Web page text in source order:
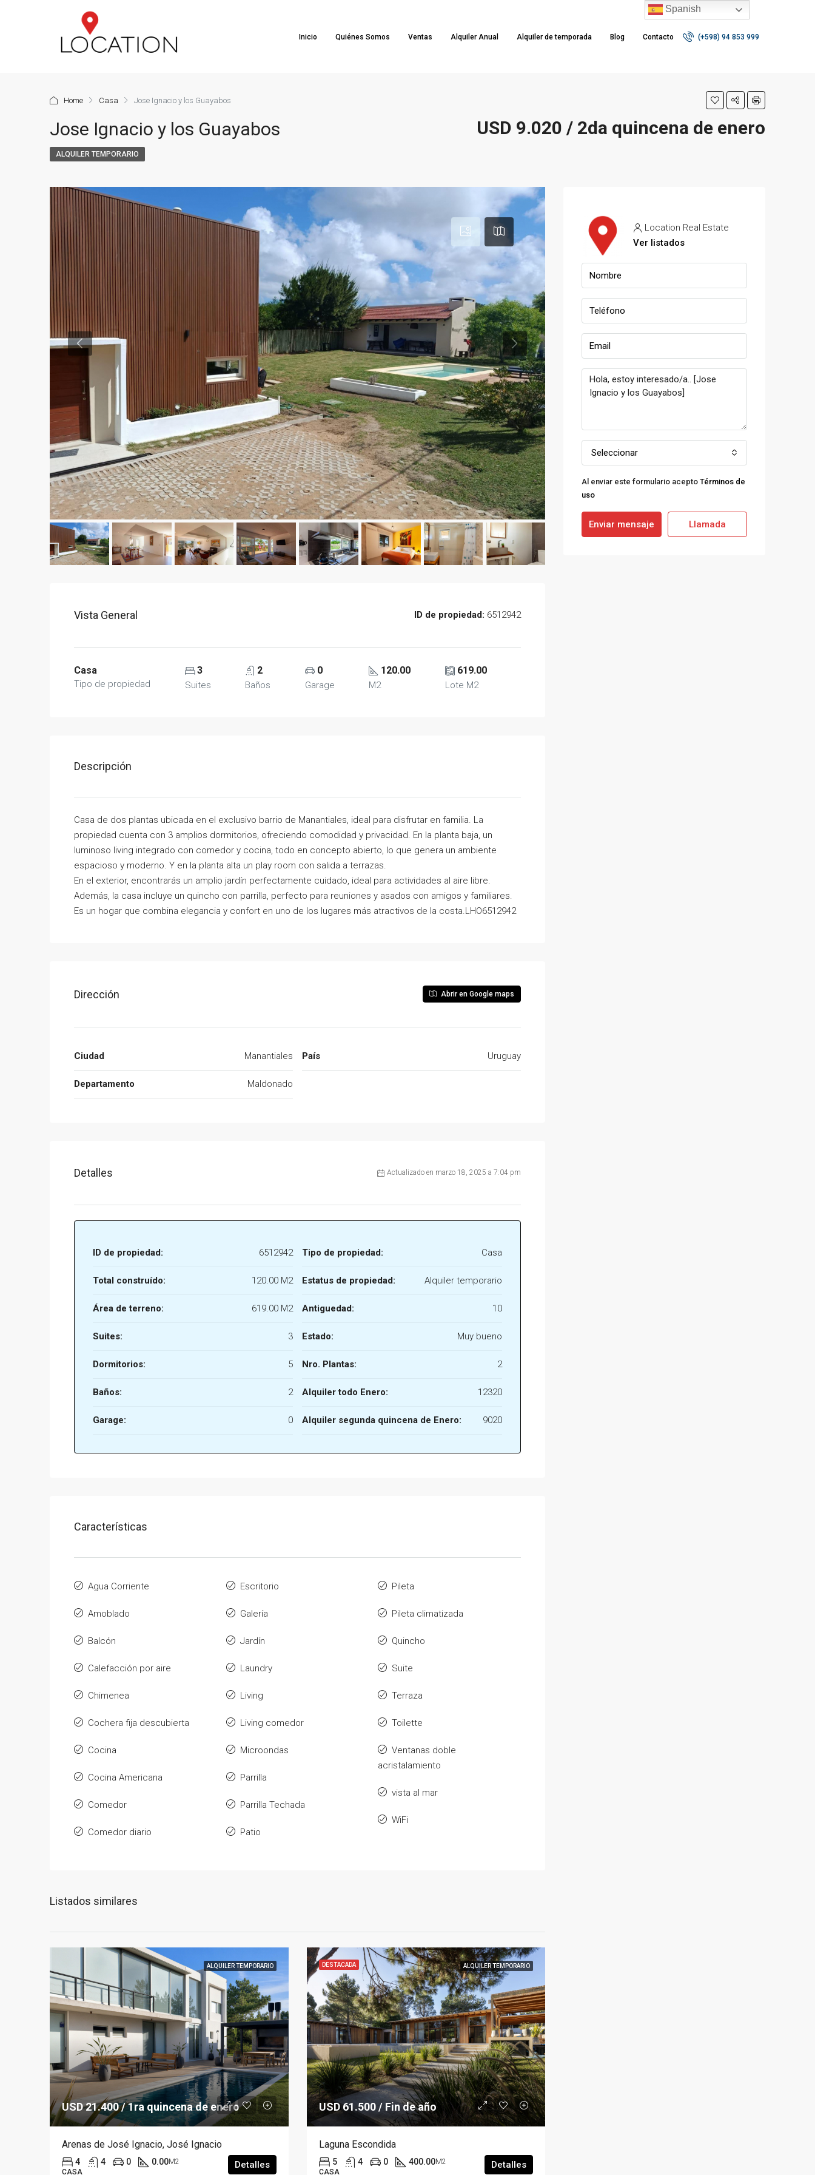
Inicio Quiénes Somos Ventas Alquiler Anual Alquiler de temporada Blog Contacto (+598) 94 853 999
Home Casa Jose Ignacio y los Guayabos
Jose Ignacio y los Guayabos USD 9.020 / 2da quincena de enero
ALQUILER TEMPORARIO
Vista General ID de propiedad: 6512942
Casa
Tipo de propiedad
3
Suites
2
Baños
0
Garage
120.00
M2
619.00
Lote M2
Descripción
Casa de dos plantas ubicada en el exclusivo barrio de Manantiales, ideal para disfrutar en familia. La
propiedad cuenta con 3 amplios dormitorios, ofreciendo comodidad y privacidad. En la planta baja, un
luminoso living integrado con comedor y cocina, todo en concepto abierto, lo que genera un ambiente
espacioso y moderno. Y en la planta alta un play room con salida a terrazas.
En el exterior, encontrarás un amplio jardín perfectamente cuidado, ideal para actividades al aire libre.
Además, la casa incluye un quincho con parrilla, perfecto para reuniones y asados con amigos y familiares.
Es un hogar que combina elegancia y confort en uno de los lugares más atractivos de la costa.LHO6512942
Dirección Abrir en Google maps
Ciudad Manantiales
Departamento Maldonado
País Uruguay
Detalles Actualizado en marzo 18, 2025 a 7:04 pm
ID de propiedad: 6512942
Total construído: 120.00 M2
Área de terreno: 619.00 M2
Suites: 3
Dormitorios: 5
Baños: 2
Garage: 0
Tipo de propiedad: Casa
Estatus de propiedad: Alquiler temporario
Antiguedad: 10
Estado: Muy bueno
Nro. Plantas: 2
Alquiler todo Enero: 12320
Alquiler segunda quincena de Enero: 9020
Características
Agua Corriente
Amoblado
Balcón
Calefacción por aire
Chimenea
Cochera fija descubierta
Cocina
Cocina Americana
Comedor
Comedor diario
Escritorio
Galería
Jardín
Laundry
Living
Living comedor
Microondas
Parrilla
Parrilla Techada
Patio
Pileta
Pileta climatizada
Quincho
Suite
Terraza
Toilette
Ventanas doble
acristalamiento
vista al mar
WiFi
Listados similares
ALQUILER TEMPORARIO
USD 21.400 / 1ra quincena de enero
Arenas de José Ignacio, José Ignacio
4 4 0 0.00M2
CASA
Detalles
DESTACADA ALQUILER TEMPORARIO
USD 61.500 / Fin de año
Laguna Escondida
5 4 0 400.00M2
CASA
Detalles
Location Real Estate
Ver listados
Seleccionar
Al enviar este formulario acepto Términos de
uso
Enviar mensaje Llamada
Spanish